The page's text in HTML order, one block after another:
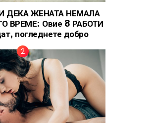
ДЕКА ЖЕНАТА НЕМАЛА
ВРЕМЕ: Овие 8 РАБОТИ
погледнете добро